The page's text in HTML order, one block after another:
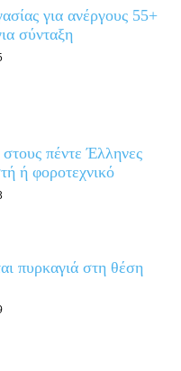
για ανέργους 55+
σύνταξη
πέντε Έλληνες
ή φοροτεχνικό
πυρκαγιά στη θέση